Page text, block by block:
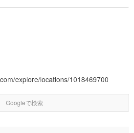
explore/locations/1018469700
Googleで検索